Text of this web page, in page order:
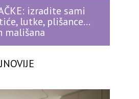
izradite sami
lutke, plišance…
mališana